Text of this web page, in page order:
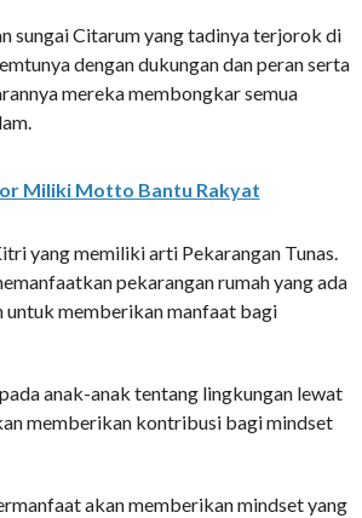
sungai Citarum yang tadinya terjorok di
dengan dukungan dan peran serta
mereka membongkar semua
Miliki Motto Bantu Rakyat
yang memiliki arti Pekarangan Tunas.
pekarangan rumah yang ada
untuk memberikan manfaat bagi
anak-anak tentang lingkungan lewat
memberikan kontribusi bagi mindset
akan memberikan mindset yang